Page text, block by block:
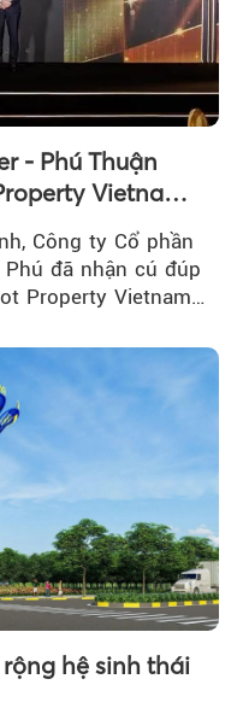
- Phú Thuận
Vietnam
Công ty Cổ phần
đã nhận cú đúp
Property Vietnam
hệ sinh thái